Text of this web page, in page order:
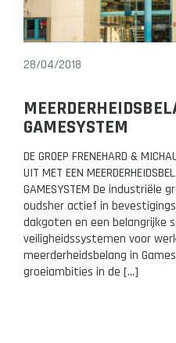
28/04/2018
GAMESYSTEM
DE GROEP FRENEHARD &
UIT MET EEN
GAMESYSTEM De industriële
oudsher actief in
dakgoten en een belangrijke
veiligheidssystemen voor
meerderheidsbelang in
groeiambities in de […]